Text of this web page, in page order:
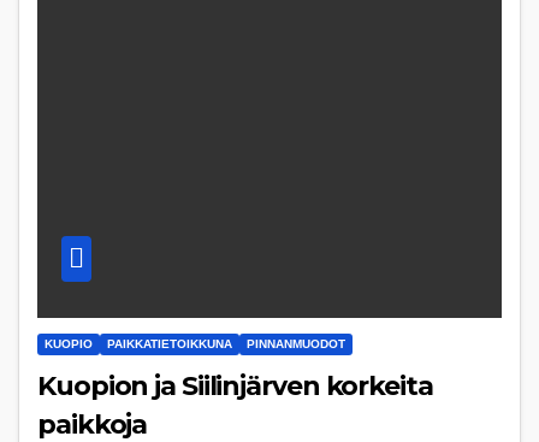
KUOPIO PAIKKATIETOIKKUNA PINNANMUODOT
Kuopion ja Siilinjärven korkeita
paikkoja